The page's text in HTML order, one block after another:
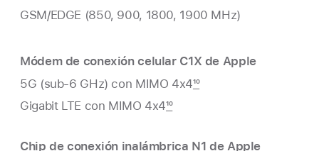
GSM/EDGE (850, 900, 1800, 1900 MHz)
Módem de conexión celular C1X de Apple
5G (sub-6 GHz) con MIMO 4x410
Gigabit LTE con MIMO 4x410
Chip de conexión inalámbrica N1 de Apple